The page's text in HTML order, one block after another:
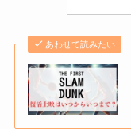
あわせて読みたい